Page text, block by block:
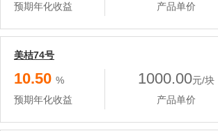
预期年化收益
产品单价
美桔74号
10.50 %
预期年化收益
1000.00元/块
产品单价